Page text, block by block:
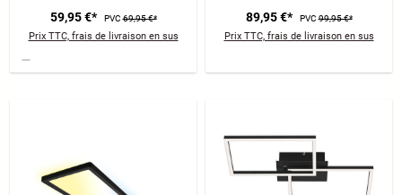
59,95 €* PVC69,95 €*
Prix TTC, frais de livraison en sus
89,95 €* PVC99,95 €*
Prix TTC, frais de livraison en sus